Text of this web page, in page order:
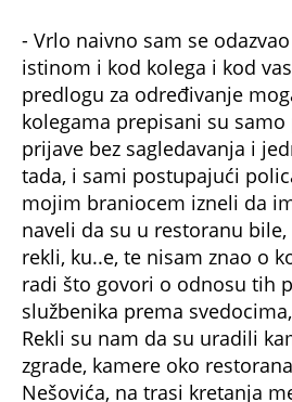
- Vrlo naivno sam se
istinom i kod kolega i kod
predlogu za određivanje
kolegama prepisani su
prijave bez sagledavanja i
tada, i sami postupajući
mojim braniocem izneli da
naveli da su u restoranu
rekli, ku..e, te nisam znao o
radi što govori o odnosu tih
službenika prema
Rekli su nam da su uradili
zgrade, kamere oko
Nešovića, na trasi kretanja